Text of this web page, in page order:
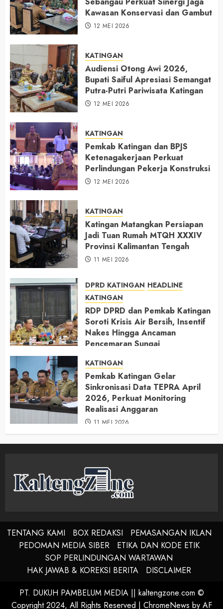
Kawasan Konservasi dan Gambut
12 MEI 2026
KATINGAN
Audiensi Otong Awi 2026,
Bupati Saiful Apresiasi Semangat
Putra-Putri Pariwisata Katingan
12 MEI 2026
KATINGAN
Pemkab Katingan dan BPJS
Ketenagakerjaan Perkuat
Perlindungan Pekerja Konstruksi
12 MEI 2026
KATINGAN
Katingan Matangkan Persiapan
Jadi Tuan Rumah MTQH XXXIV
Provinsi Kalimantan Tengah
11 MEI 2026
DPRD KATINGAN HEADLINE
KATINGAN
RDP DPRD dan Pemkab Katingan
Soroti Krisis Air Bersih, Insentif
Nakes Hingga Ancaman
Pencemaran Sungai
KATINGAN
Pemkab Katingan Gelar
Sinkronisasi Data TEPRA April
2026, Perkuat Monitoring
Realisasi Anggaran
11 MEI 2026
TENTANG KAMI BOX REDAKSI
PEMASANGAN IKLAN
PEDOMAN MEDIA SIBER
ETIKA DAN KODE ETIK
SOP PERLINDUNGAN WARTAWAN
HAK JAWAB & KOREKSI BERITA
DISCLAIMER
PT. DUKUH PAMBELUM MEDIA || kaltengzone.com ©
Copyright 2024, All Rights Reserved | ChromeNews by AF